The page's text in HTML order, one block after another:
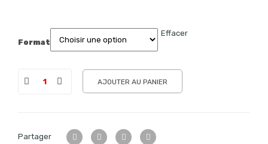
Format
Effacer
AJOUTER AU PANIER
Partager